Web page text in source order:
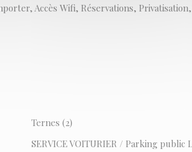
Accès Wifi, Réservations,
Ternes (2)
SERVICE VOITURIER / Parking public